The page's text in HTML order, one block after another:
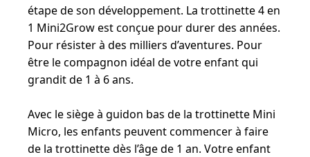
étape de son développement. La trottinette 4 en
1 Mini2Grow est conçue pour durer des années.
Pour résister à des milliers d’aventures. Pour
être le compagnon idéal de votre enfant qui
grandit de 1 à 6 ans.
Avec le siège à guidon bas de la trottinette Mini
Micro, les enfants peuvent commencer à faire
de la trottinette dès l’âge de 1 an. Votre enfant